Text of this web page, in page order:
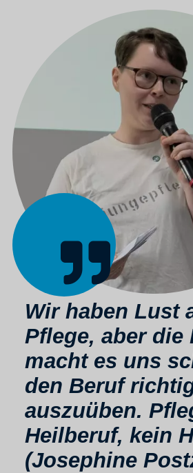
Wir haben Lust
Pflege, aber die
macht es uns
den Beruf
auszuüben.
Heilberuf, kein
(Josephine